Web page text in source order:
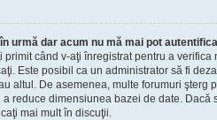
urmă dar acum nu mă mai pot
primit când v-aţi înregistrat pentru a
Este posibil ca un administrator să fi
altul. De asemenea, multe forumuri şterg
reduce dimensiunea bazei de date. Dacă
mai mult în discuţii.